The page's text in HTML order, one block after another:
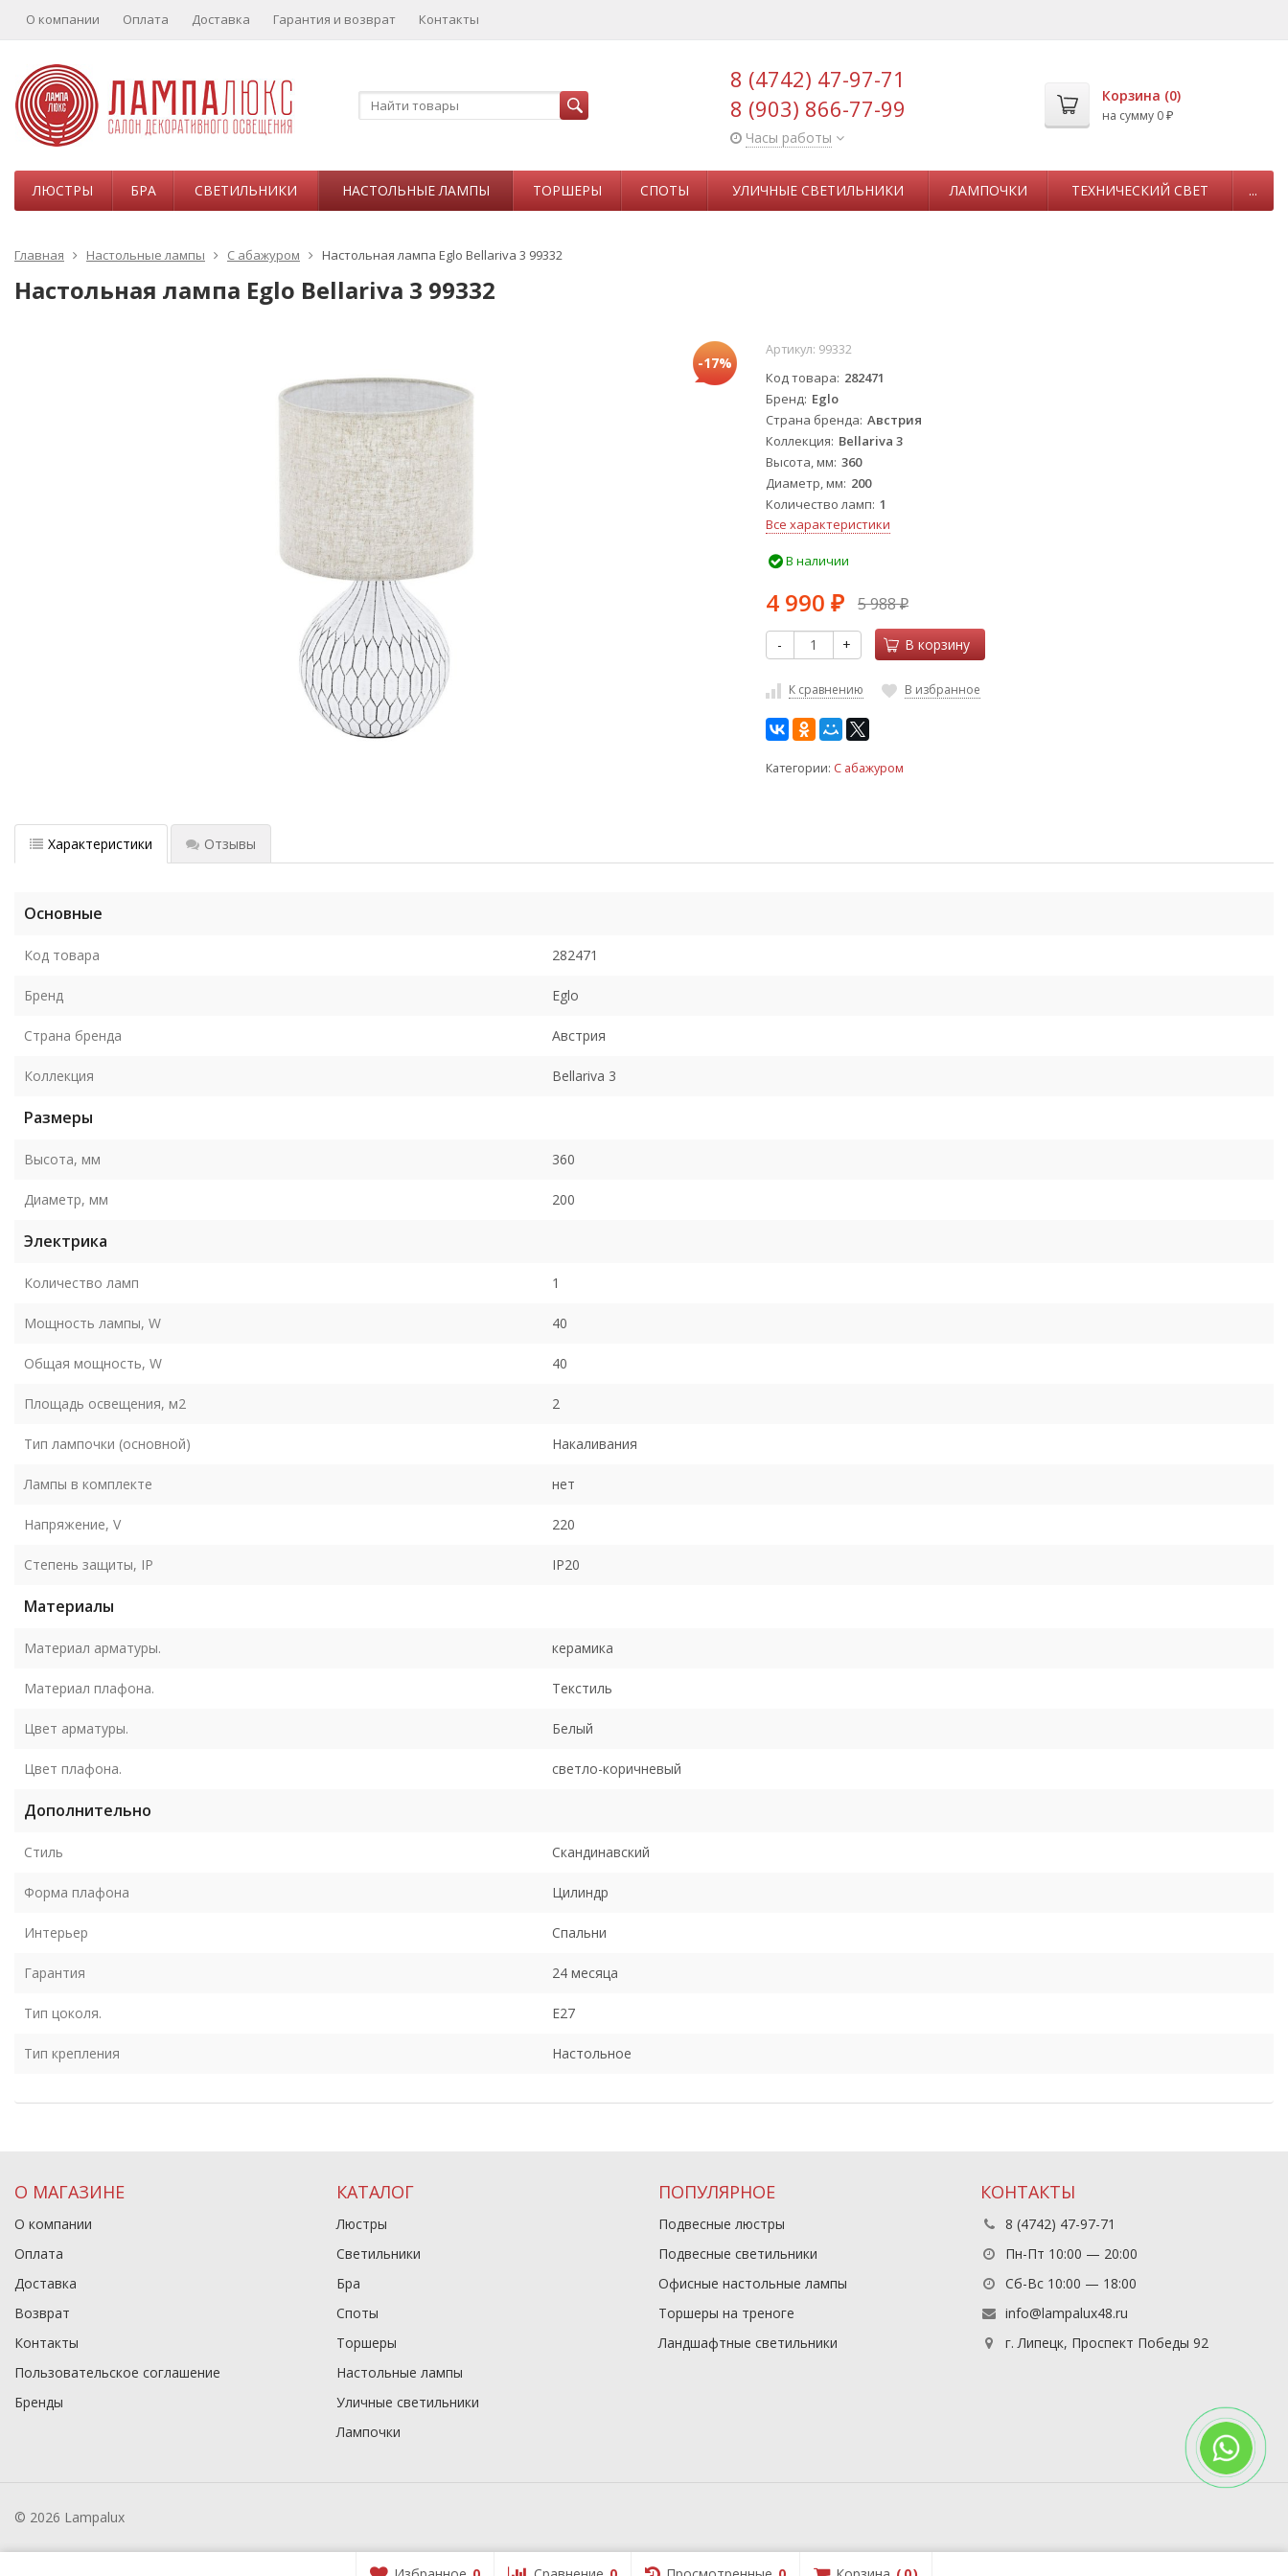
О компании Оплата Доставка Гарантия и возврат Контакты
8 (4742) 47-97-71
8 (903) 866-77-99
Часы работы
Корзина (0)
на сумму 0 ₽
ЛЮСТРЫ БРА СВЕТИЛЬНИКИ НАСТОЛЬНЫЕ ЛАМПЫ ТОРШЕРЫ СПОТЫ УЛИЧНЫЕ СВЕТИЛЬНИКИ ЛАМПОЧКИ ТЕХНИЧЕСКИЙ СВЕТ ...
Главная Настольные лампы С абажуром Настольная лампа Eglo Bellariva 3 99332
Настольная лампа Eglo Bellariva 3 99332
-17%
Артикул: 99332
Код товара 282471
Бренд Eglo
Страна бренда Австрия
Коллекция Bellariva 3
Высота, мм 360
Диаметр, мм 200
Количество ламп 1
Все характеристики
В наличии
4 990 ₽ 5 988₽
- + В корзину
К сравнению В избранное
Категории: С абажуром
Характеристики Отзывы
Основные
Код товара 282471
Бренд Eglo
Страна бренда Австрия
Коллекция Bellariva 3
Размеры
Высота, мм 360
Диаметр, мм 200
Электрика
Количество ламп 1
Мощность лампы, W 40
Общая мощность, W 40
Площадь освещения, м2 2
Тип лампочки (основной) Накаливания
Лампы в комплекте нет
Напряжение, V 220
Степень защиты, IP IP20
Материалы
Материал арматуры. керамика
Материал плафона. Текстиль
Цвет арматуры. Белый
Цвет плафона. светло-коричневый
Дополнительно
Стиль Скандинавский
Форма плафона Цилиндр
Интерьер Спальни
Гарантия 24 месяца
Тип цоколя. E27
Тип крепления Настольное
О МАГАЗИНЕ
О компании
Оплата
Доставка
Возврат
Контакты
Пользовательское соглашение
Бренды
КАТАЛОГ
Люстры
Светильники
Бра
Споты
Торшеры
Настольные лампы
Уличные светильники
Лампочки
ПОПУЛЯРНОЕ
Подвесные люстры
Подвесные светильники
Офисные настольные лампы
Торшеры на треноге
Ландшафтные светильники
КОНТАКТЫ
8 (4742) 47-97-71
Пн-Пт 10:00 — 20:00
Сб-Вс 10:00 — 18:00
info@lampalux48.ru
г. Липецк, Проспект Победы 92
© 2026 Lampalux